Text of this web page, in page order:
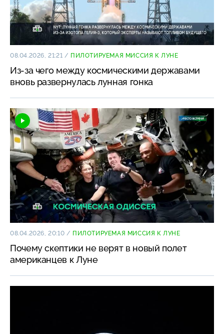
08.04.2026, 21:21 / ПИЛОТИРУЕМАЯ МИССИЯ К ЛУНЕ
Из-за чего между космическими державами
вновь развернулась лунная гонка
08.04.2026, 20:10 / ПИЛОТИРУЕМАЯ МИССИЯ К ЛУНЕ
Почему скептики не верят в новый полет
американцев к Луне